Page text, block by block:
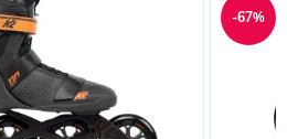
-67%